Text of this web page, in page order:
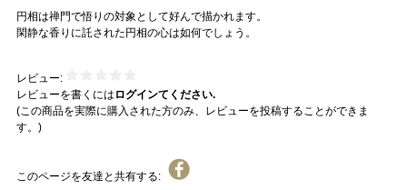
円相は禅門で悟りの対象として好んで描かれます。
閑静な香りに託された円相の心は如何でしょう。
レビュー:
レビューを書くには ログインてください.
(この商品を実際に購入された方のみ、レビューを投稿することができま
す。)
このページを友達と共有する: